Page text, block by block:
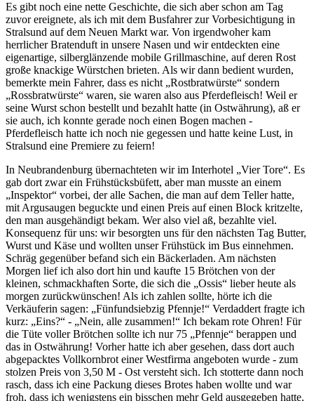
Es gibt noch eine nette Geschichte, die sich aber schon am Tag
zuvor ereignete, als ich mit dem Busfahrer zur Vorbesichtigung in
Stralsund auf dem Neuen Markt war. Von irgendwoher kam
herrlicher Bratenduft in unsere Nasen und wir entdeckten eine
eigenartige, silberglänzende mobile Grillmaschine, auf deren Rost
große knackige Würstchen brieten. Als wir dann bedient wurden,
bemerkte mein Fahrer, dass es nicht
Rostbratwürste
sondern
Rossbratwürste
waren, sie waren also aus Pferdefleisch! Weil er
seine Wurst schon bestellt und bezahlt hatte (in Ostwährung), aß er
sie auch, ich konnte gerade noch einen Bogen machen -
Pferdefleisch hatte ich noch nie gegessen und hatte keine Lust, in
Stralsund eine Premiere zu feiern!
In Neubrandenburg übernachteten wir im Interhotel
Vier Tore . Es
gab dort zwar ein Frühstücksbüfett, aber man musste an einem
Inspektor
vorbei, der alle Sachen, die man auf dem Teller hatte,
mit Argusaugen beguckte und einen Preis auf einen Block kritzelte,
den man ausgehändigt bekam. Wer also viel aß, bezahlte viel.
Konsequenz für uns: wir besorgten uns für den nächsten Tag Butter,
Wurst und Käse und wollten unser Frühstück im Bus einnehmen.
Schräg gegenüber befand sich ein Bäckerladen. Am nächsten
Morgen lief ich also dort hin und kaufte 15 Brötchen von der
kleinen, schmackhaften Sorte, die sich die
Ossis
lieber heute als
morgen zurückwünschen! Als ich zahlen sollte, hörte ich die
Verkäuferin sagen:
Fünfundsiebzig Pfennje!
Verdaddert fragte ich
kurz:
Eins? - Nein, alle zusammen!
Ich bekam rote Ohren! Für
die Tüte voller Brötchen sollte ich nur 75
Pfennje
berappen und
das in Ostwährung! Vorher hatte ich aber gesehen, dass dort auch
abgepacktes Vollkornbrot einer Westfirma angeboten wurde - zum
stolzen Preis von 3,50 M - Ost versteht sich. Ich stotterte dann noch
rasch, dass ich eine Packung dieses Brotes haben wollte und war
froh, dass ich wenigstens ein bisschen mehr Geld ausgegeben hatte,